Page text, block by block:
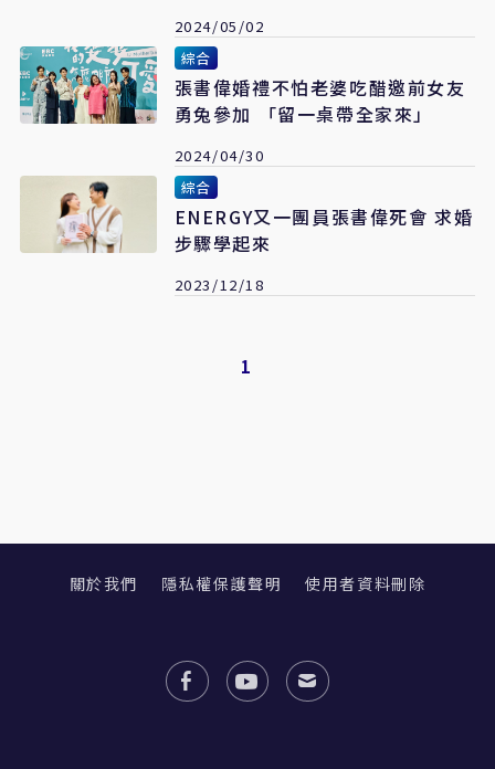
2024/05/02
綜合
張書偉婚禮不怕老婆吃醋邀前女友
勇兔參加 「留一桌帶全家來」
2024/04/30
綜合
ENERGY又一團員張書偉死會 求婚
步驟學起來
2023/12/18
1
關於我們 隱私權保護聲明 使用者資料刪除